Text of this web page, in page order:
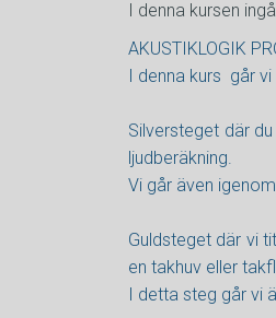
I denna kursen
AKUSTIKLOGIK
I denna kurs går
Silversteget där
ljudberäkning.
Vi går även
Guldsteget där vi
en takhuv eller
I detta steg går vi